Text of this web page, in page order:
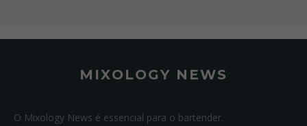
MIXOLOGY NEWS
O Mixology News é essencial para o bartender.